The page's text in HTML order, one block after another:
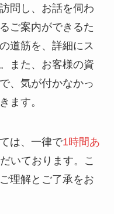
問し、お話を伺わ
ご案内ができるた
道筋を、詳細にス
また、お客様の資
、気が付かなかっ
ます。
は、一律で1時間あ
いております。こ
理解とご了承をお